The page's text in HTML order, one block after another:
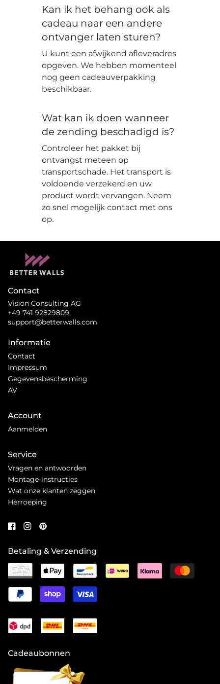
Kan ik het behang ook als
cadeau naar een andere
ontvanger laten sturen?
U kunt een afwijkend afleveradres
opgeven. We hebben momenteel
nog geen cadeauverpakking
beschikbaar.
Wat kan ik doen wanneer
de zending beschadigd is?
Controleer het pakket bij
ontvangst meteen op
transportschade. Het transport is
voldoende verzekerd en uw
product wordt vervangen. Neem
zo snel mogelijk contact met ons
op.
Contact
Vision Consulting AG
+49 741 92829809
support@betterwalls.com
Informatie
Contact
Impressum
Gegevensbescherming
AV
Account
Aanmelden
Service
Vragen en antwoorden
Montage-instructies
Wat onze klanten zeggen
Herroeping
Betaling & Verzending
Cadeaubonnen